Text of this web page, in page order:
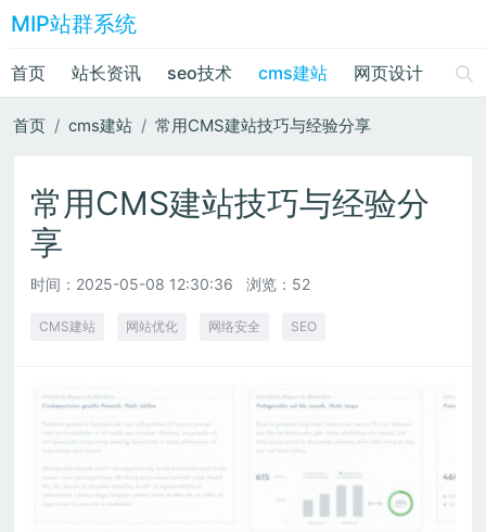
MIP站群系统
首页 站长资讯 seo技术 cms建站 网页设计 绘
首页 cms建站 常用CMS建站技巧与经验分享
常用CMS建站技巧与经验分
享
时间： 2025-05-08 12:30:36 浏览：52
CMS建站 网站优化 网络安全 SEO